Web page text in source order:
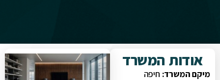
אודות המשרד
מיקם המשרד: חיפה